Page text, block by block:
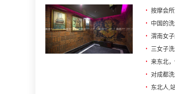
• 按摩会
• 中国的
• 渭南女
• 三女子
• 来东北
• 对成都
• 东北人,